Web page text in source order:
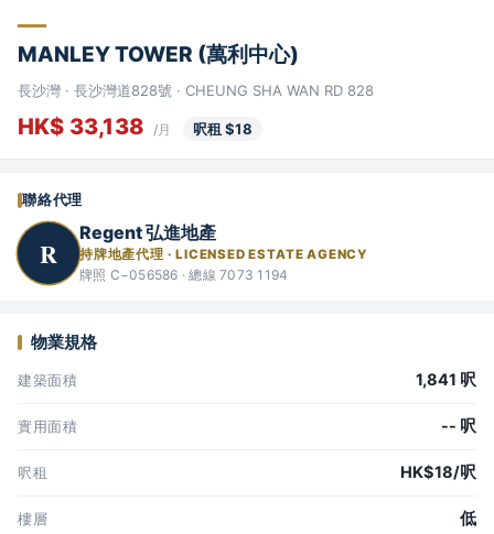
MANLEY TOWER (萬利中心)
長沙灣 · 長沙灣道828號 · CHEUNG SHA WAN RD 828
HK$ 33,138 /月 呎租 $18
聯絡代理
R
Regent 弘進地產
持牌地產代理 · LICENSED ESTATE AGENCY
牌照 C−056586 · 總線 7073 1194
物業規格
建築面積 1,841 呎
實用面積 -- 呎
呎租 HK$18/呎
樓層 低